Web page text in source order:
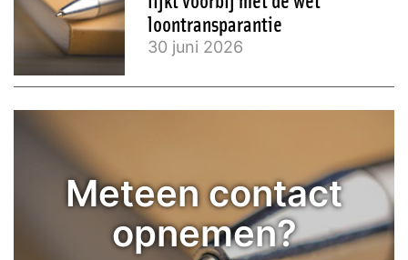
loontransparantie
30 juni 2026
Meteen contact
opnemen?